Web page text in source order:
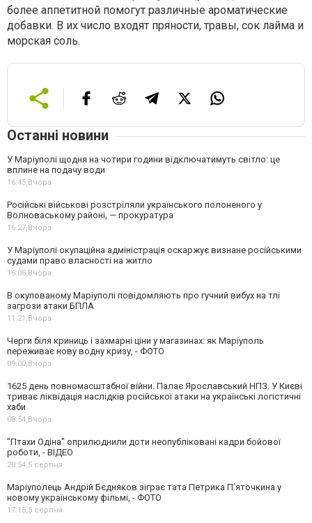
более аппетитной помогут различные ароматические
добавки. В их число входят пряности, травы, сок лайма и
морская соль.
Останні новини
У Маріуполі щодня на чотири години відключатимуть світло: це
вплине на подачу води
16:45,Вчора
Російські військові розстріляли українського полоненого у
Волноваському районі, — прокуратура
16:27,Вчора
У Маріуполі окупаційна адміністрація оскаржує визнане російськими
судами право власності на житло
16:06,Вчора
В окупованому Маріуполі повідомляють про гучний вибух на тлі
загрози атаки БПЛА
11:21,Вчора
Черги біля криниць і захмарні ціни у магазинах: як Маріуполь
переживає нову водну кризу, - ФОТО
09:00,Вчора
1625 день повномасштабної війни. Палає Ярославський НПЗ. У Києві
триває ліквідація наслідків російської атаки на українські логістичні
хаби
08:54,Вчора
"Птахи Одіна" оприлюднили доти неопубліковані кадри бойової
роботи, - ВІДЕО
20:54,5 серпня
Маріуполець Андрій Бєдняков зіграє тата Петрика П’яточкина у
новому українському фільмі, - ФОТО
17:15,5 серпня